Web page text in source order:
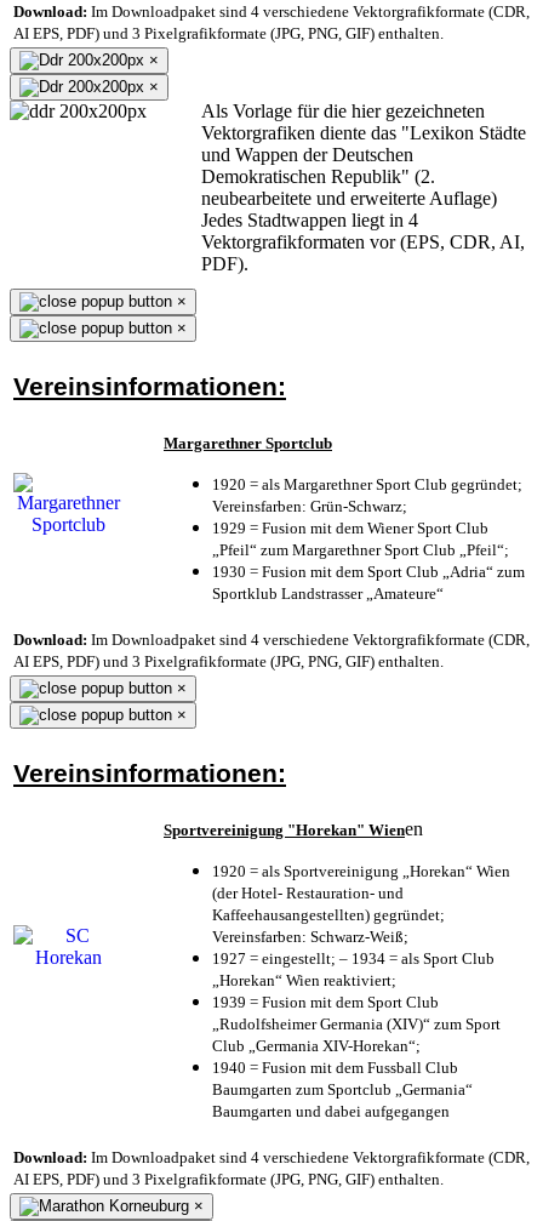
Download: Im Downloadpaket sind 4 verschiedene Vektorgrafikformate (CDR,
AI EPS, PDF) und 3 Pixelgrafikformate (JPG, PNG, GIF) enthalten.
×
×
Als Vorlage für die hier gezeichneten
Vektorgrafiken diente das "Lexikon Städte
und Wappen der Deutschen
Demokratischen Republik" (2.
neubearbeitete und erweiterte Auflage)
Jedes Stadtwappen liegt in 4
Vektorgrafikformaten vor (EPS, CDR, AI,
PDF).
×
×
Vereinsinformationen:
Margarethner Sportclub
1920 = als Margarethner Sport Club gegründet;
Vereinsfarben: Grün-Schwarz;
1929 = Fusion mit dem Wiener Sport Club
„Pfeil“ zum Margarethner Sport Club „Pfeil“;
1930 = Fusion mit dem Sport Club „Adria“ zum
Sportklub Landstrasser „Amateure“
Download: Im Downloadpaket sind 4 verschiedene Vektorgrafikformate (CDR,
AI EPS, PDF) und 3 Pixelgrafikformate (JPG, PNG, GIF) enthalten.
×
×
Vereinsinformationen:
Sportvereinigung "Horekan" Wienen
1920 = als Sportvereinigung „Horekan“ Wien
(der Hotel- Restauration- und
Kaffeehausangestellten) gegründet;
Vereinsfarben: Schwarz-Weiß;
1927 = eingestellt; – 1934 = als Sport Club
„Horekan“ Wien reaktiviert;
1939 = Fusion mit dem Sport Club
„Rudolfsheimer Germania (XIV)“ zum Sport
Club „Germania XIV-Horekan“;
1940 = Fusion mit dem Fussball Club
Baumgarten zum Sportclub „Germania“
Baumgarten und dabei aufgegangen
Download: Im Downloadpaket sind 4 verschiedene Vektorgrafikformate (CDR,
AI EPS, PDF) und 3 Pixelgrafikformate (JPG, PNG, GIF) enthalten.
×